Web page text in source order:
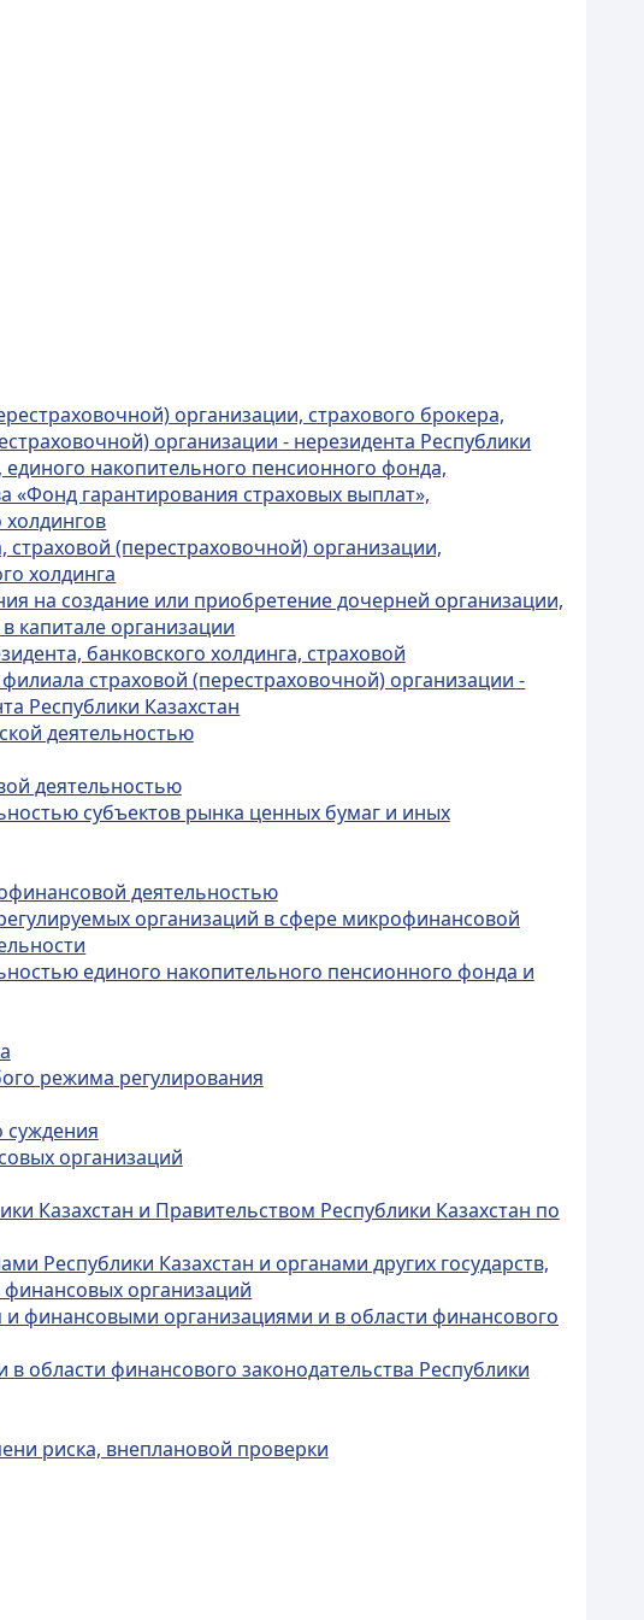
организации, страхового брокера,
организации - нерезидента Республики
единого накопительного пенсионного фонда,
гарантирования страховых выплат»,
холдингов
страховой (перестраховочной) организации,
холдинга
на создание или приобретение дочерней организации,
капитале организации
банковского холдинга, страховой
страховой (перестраховочной) организации -
Республики Казахстан
деятельностью
деятельностью
субъектов рынка ценных бумаг и иных
деятельностью
организаций в сфере микрофинансовой
единого накопительного пенсионного фонда и
режима регулирования
организаций
Казахстан и Правительством Республики Казахстан по
Республики Казахстан и органами других государств,
организаций
финансовыми организациями и в области финансового
финансового законодательства Республики
риска, внеплановой проверки